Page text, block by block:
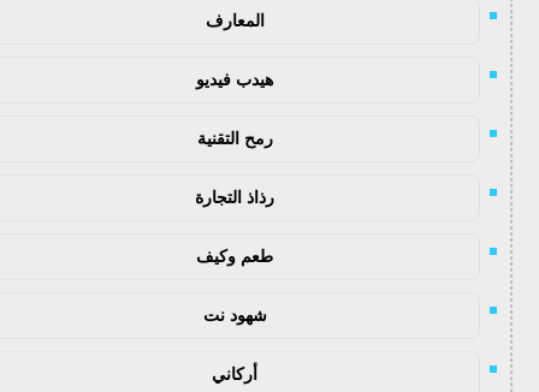
المعارف
هيدب فيديو
رمح التقنية
رذاذ التجارة
طعم وكيف
شهود نت
أركاني